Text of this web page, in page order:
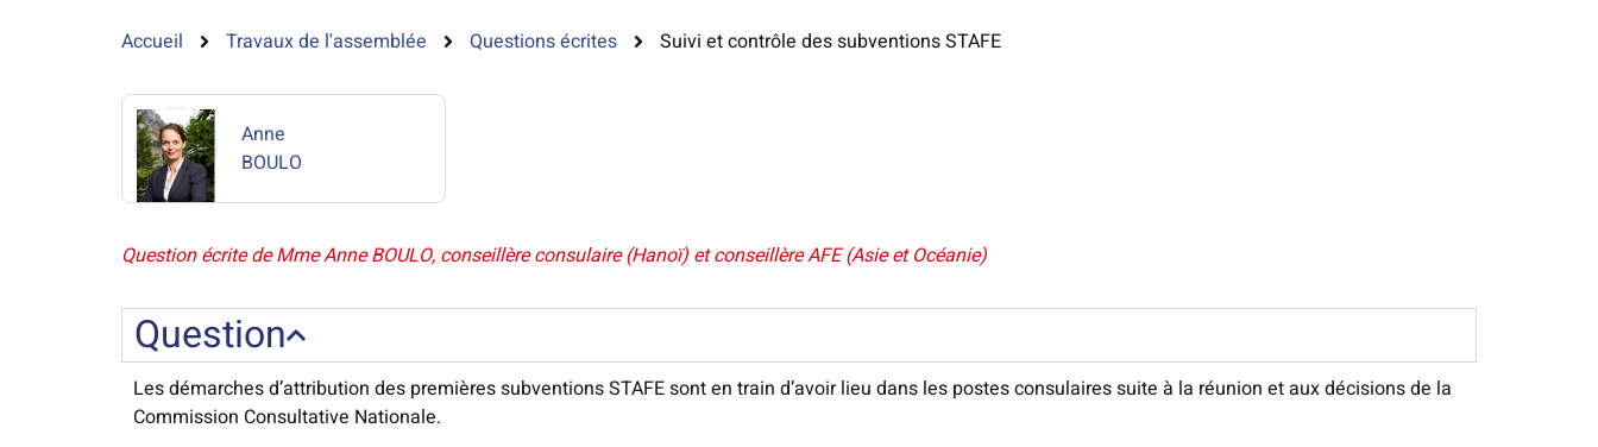
Accueil Travaux de l'assemblée Questions écrites Suivi et contrôle des subventions STAFE
Anne
BOULO
Question écrite de Mme Anne BOULO, conseillère consulaire (Hanoï) et conseillère AFE (Asie et Océanie)
Question
Les démarches d’attribution des premières subventions STAFE sont en train d’avoir lieu dans les postes consulaires suite à la réunion et aux décisions de la
Commission Consultative Nationale.